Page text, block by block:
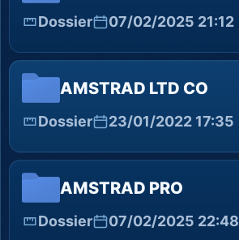
Dossier 07/02/2025 21:12
AMSTRAD LTD CO
Dossier 23/01/2022 17:35
AMSTRAD PRO
Dossier 07/02/2025 22:48